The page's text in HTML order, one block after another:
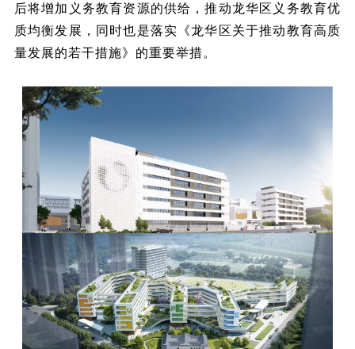
后将增加义务教育资源的供给，推动龙华区义务教育优
质均衡发展，同时也是落实《龙华区关于推动教育高质
量发展的若干措施》的重要举措。